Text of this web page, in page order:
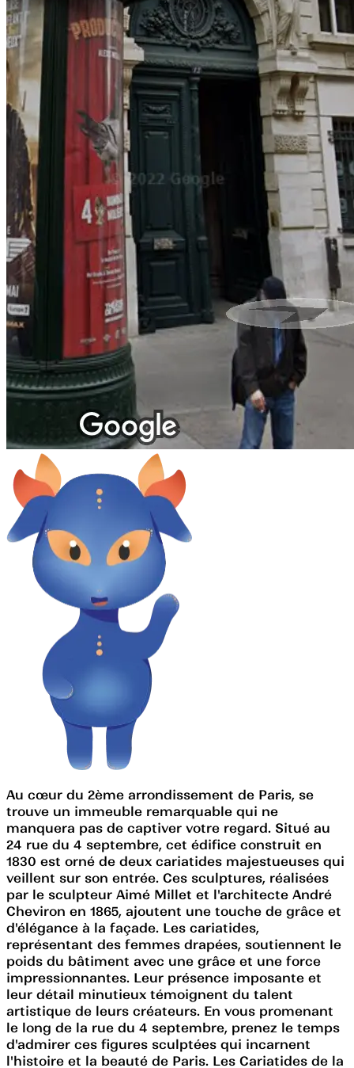
Au cœur du 2ème arrondissement de Paris, se
trouve un immeuble remarquable qui ne
manquera pas de captiver votre regard. Situé au
24 rue du 4 septembre, cet édifice construit en
1830 est orné de deux cariatides majestueuses qui
veillent sur son entrée. Ces sculptures, réalisées
par le sculpteur Aimé Millet et l'architecte André
Cheviron en 1865, ajoutent une touche de grâce et
d'élégance à la façade. Les cariatides,
représentant des femmes drapées, soutiennent le
poids du bâtiment avec une grâce et une force
impressionnantes. Leur présence imposante et
leur détail minutieux témoignent du talent
artistique de leurs créateurs. En vous promenant
le long de la rue du 4 septembre, prenez le temps
d'admirer ces figures sculptées qui incarnent
l'histoire et la beauté de Paris. Les Cariatides de la